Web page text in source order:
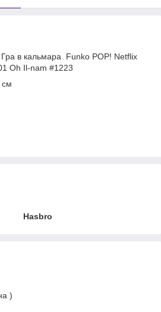
в кальмара Funko POP! Netflix
Oh Il-nam #1223
см
Hasbro
)